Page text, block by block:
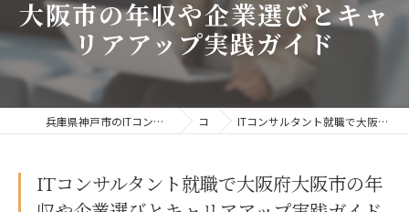
大阪市の年収や企業選びとキャ
リアアップ実践ガイド
兵庫県神戸市のITコンサルタントなら合同会社グラン・パルティータ コラム ITコンサルタント就職で大阪府大阪市の年収や企業選びとキャリアアップ実践ガイド
ITコンサルタント就職で大阪府大阪市の年